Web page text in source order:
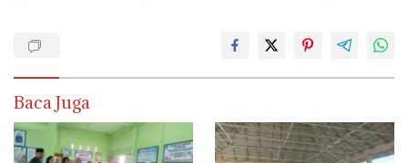
Baca Juga